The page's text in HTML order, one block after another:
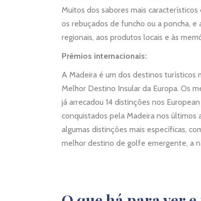
Muitos dos sabores mais
os rebuçados de funcho ou a poncha,
regionais, aos produtos locais e às
Prémios internacionais:
A Madeira é um dos destinos turísticos
Melhor Destino Insular da Europa. Os
já arrecadou 14 distinções nos
conquistados pela Madeira nos últimos
algumas distinções mais específicas,
melhor destino de golfe emergente, a